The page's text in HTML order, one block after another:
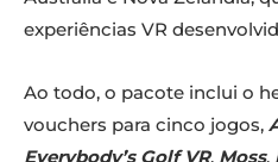
experiências VR
Ao todo, o pacote inclui o
vouchers para cinco jogos,
Everybody’s Golf VR, Moss,